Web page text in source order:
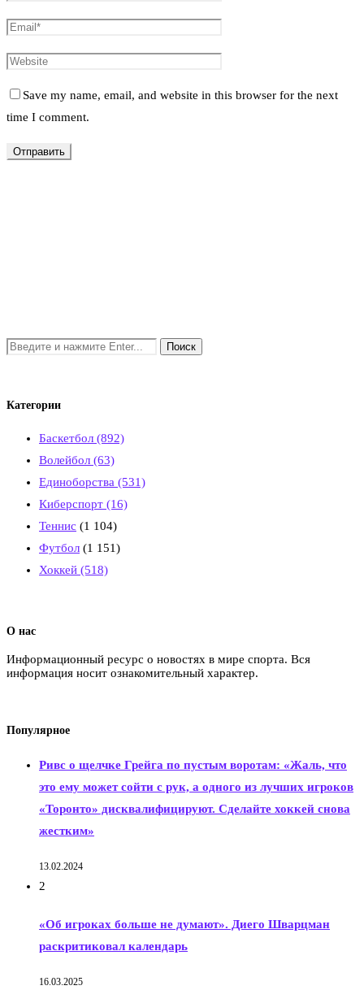
Save my name, email, and website in this browser for the next
time I comment.
Категории
Баскетбол (892)
Волейбол (63)
Единоборства (531)
Киберспорт (16)
Теннис (1 104)
Футбол (1 151)
Хоккей (518)
О нас
Информационный ресурс о новостях в мире спорта. Вся
информация носит ознакомительный характер.
Популярное
Ривс о щелчке Грейга по пустым воротам: «Жаль, что
это ему может сойти с рук, а одного из лучших игроков
«Торонто» дисквалифицируют. Сделайте хоккей снова
жестким»
13.02.2024
2
«Об игроках больше не думают». Диего Шварцман
раскритиковал календарь
16.03.2025